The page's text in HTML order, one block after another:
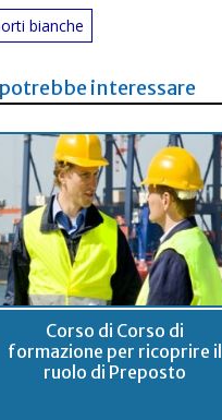
bianche
interessare
Corso di Corso di
formazione per ricoprire il
ruolo di Preposto